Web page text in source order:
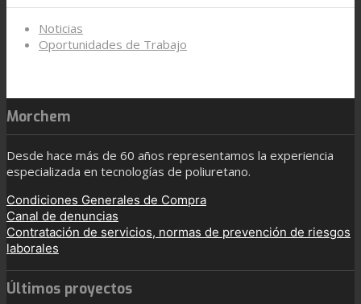
Noticias
Oportunidades de Trabajo
Morchem
Desde hace más de 60 años representamos la experiencia
especializada en tecnologías de poliuretano.
Condiciones Generales de Compra
Canal de denuncias
Contratación de servicios, normas de prevención de riesgos
laborales
Últimos proyectos